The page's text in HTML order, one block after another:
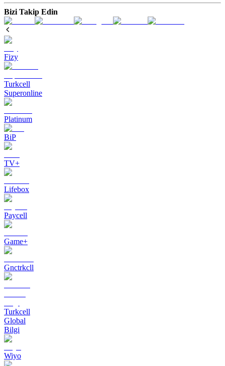
Bizi Takip Edin
Fizy
Turkcell
Superonline
Platinum
BiP
TV+
Lifebox
Paycell
Game+
Gnctrkcll
Turkcell
Global
Bilgi
Wiyo